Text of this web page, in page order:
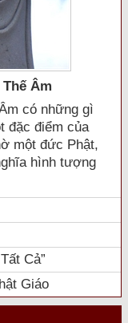
Âm
có những gì
đặc điểm của
một đức Phật,
hình tượng
Cả”
Giáo